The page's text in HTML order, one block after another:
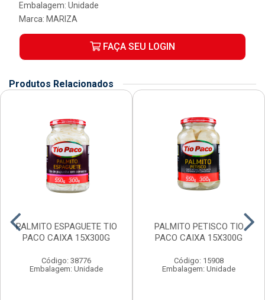
Embalagem: Unidade
Marca: MARIZA
FAÇA SEU LOGIN
Produtos Relacionados
PALMITO ESPAGUETE TIO
PACO CAIXA 15X300G
Código: 38776
Embalagem: Unidade
PALMITO PETISCO TIO
PACO CAIXA 15X300G
Código: 15908
Embalagem: Unidade